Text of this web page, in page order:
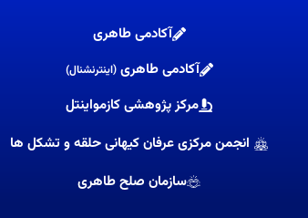
آکادمی طاهری
آکادمی طاهری(اینترنشنال)
مرکز پژوهشی کازمواینتل
انجمن مرکزی عرفان کیهانی حلقه و تشکل ها
سازمان صلح طاهری